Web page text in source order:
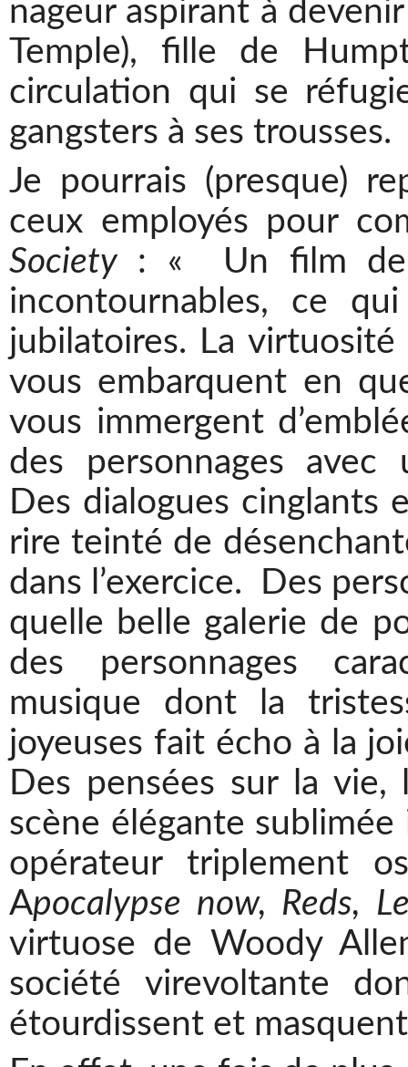
nageur aspirant à
Temple), fille de
circulation qui se
gangsters à ses trousses.
Je pourrais (presque)
ceux employés pour
Society: « Un film de
incontournables, ce
jubilatoires. La virtuosité
vous embarquent en
vous immergent
des personnages
Des dialogues cinglants
rire teinté de
dans l’exercice. Des
quelle belle galerie de
des personnages
musique dont la
joyeuses fait écho à la
Des pensées sur la vie,
scène élégante
opérateur triplement
Apocalypse now, Reds,
virtuose de Woody
société virevoltante
étourdissent et